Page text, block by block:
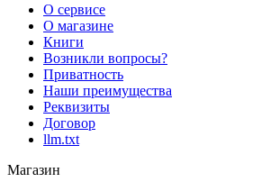
О сервисе
О магазине
Книги
Возникли вопросы?
Приватность
Наши преимущества
Реквизиты
Договор
llm.txt
Магазин